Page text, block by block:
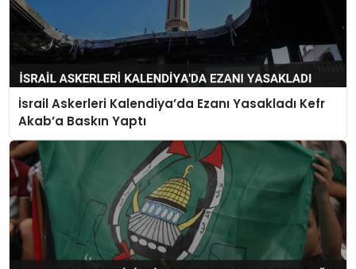
İsrail Askerleri Kalendiya’da Ezanı Yasakladı Kefr
Akab’a Baskın Yaptı